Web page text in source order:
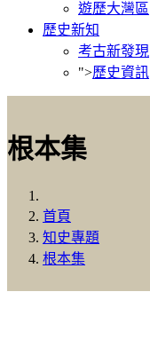
遊歷大灣區
歷史新知
考古新發現
">歷史資訊
根本集
首頁
知史專題
根本集